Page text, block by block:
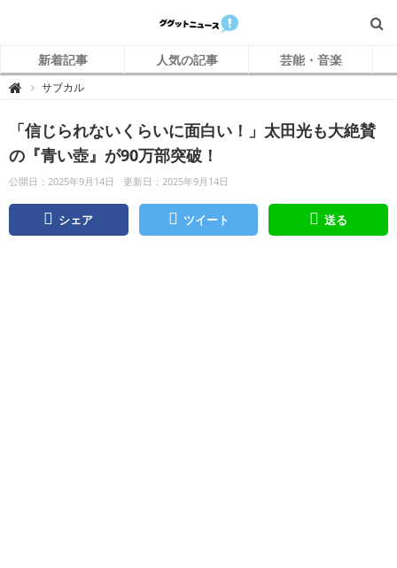
新着記事 人気の記事 芸能・音楽
 グ
ニ
ュ
ー
ス
サブカル
「信じられないくらいに面白い！」太田光も大絶賛
の『青い壺』が90万部突破！
公開日：2025年9月14日 更新日：2025年9月14日
シェア ツイート 送る